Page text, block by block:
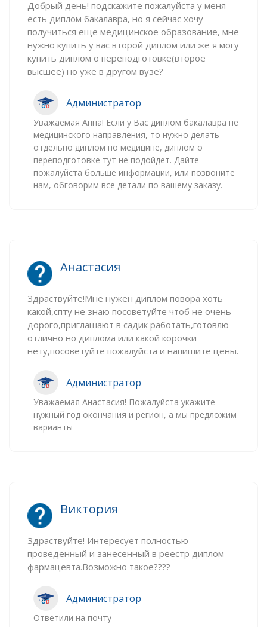
Добрый день! подскажите пожалуйста у меня
есть диплом бакалавра, но я сейчас хочу
получиться еще медицинское образование, мне
нужно купить у вас второй диплом или же я могу
купить диплом о переподготовке(второе
высшее) но уже в другом вузе?
Администратор
Уважаемая Анна! Если у Вас диплом бакалавра не
медицинского направления, то нужно делать
отдельно диплом по медицине, диплом о
переподготовке тут не подойдет. Дайте
пожалуйста больше информации, или позвоните
нам, обговорим все детали по вашему заказу.
Анастасия
Здраствуйте!Мне нужен диплом повора хоть
какой,спту не знаю посоветуйте чтоб не очень
дорого,приглашают в садик работать,готовлю
отлично но диплома или какой корочки
нету,посоветуйте пожалуйста и напишите цены.
Администратор
Уважаемая Анастасия! Пожалуйста укажите
нужный год окончания и регион, а мы предложим
варианты
Виктория
Здраствуйте! Интересует полностью
проведенный и занесенный в реестр диплом
фармацевта.Возможно такое????
Администратор
Ответили на почту